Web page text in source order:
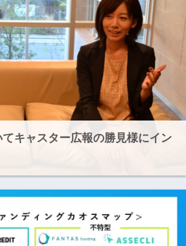
てキャスター広報の勝見様にイン